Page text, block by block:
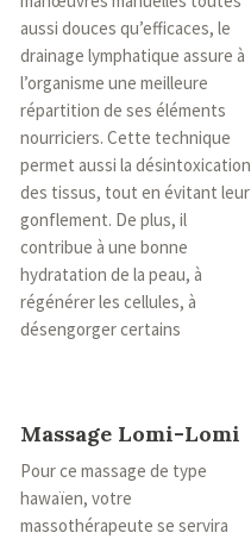
aussi douces qu’efficaces, le
drainage lymphatique assure à
l’organisme une meilleure
répartition de ses éléments
nourriciers. Cette technique
permet aussi la désintoxication
des tissus, tout en évitant leur
gonflement. De plus, il
contribue à une bonne
hydratation de la peau, à
régénérer les cellules, à
désengorger certains
Massage Lomi-Lomi
Pour ce massage de type
hawaïen, votre
massothérapeute se servira